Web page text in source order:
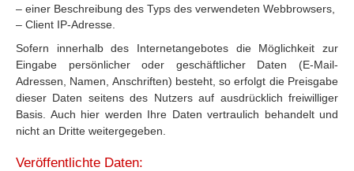
– einer Beschreibung des Typs des verwendeten Webbrowsers,
– Client IP-Adresse.
Sofern innerhalb des Internetangebotes die Möglichkeit zur
Eingabe persönlicher oder geschäftlicher Daten (E-Mail-
Adressen, Namen, Anschriften) besteht, so erfolgt die Preisgabe
dieser Daten seitens des Nutzers auf ausdrücklich freiwilliger
Basis. Auch hier werden Ihre Daten vertraulich behandelt und
nicht an Dritte weitergegeben.
Veröffentlichte Daten: